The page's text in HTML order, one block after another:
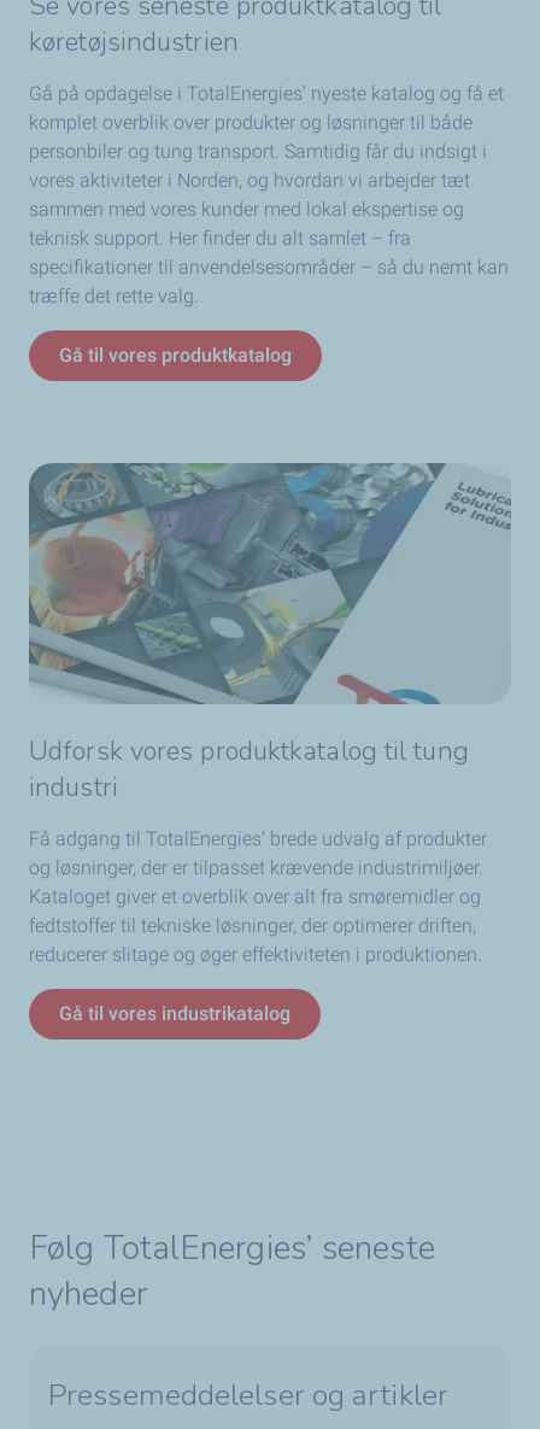
køretøjsindustrien
Gå på opdagelse i TotalEnergies’ nyeste katalog og få et
komplet overblik over produkter og løsninger til både
personbiler og tung transport. Samtidig får du indsigt i
vores aktiviteter i Norden, og hvordan vi arbejder tæt
sammen med vores kunder med lokal ekspertise og
teknisk support. Her finder du alt samlet – fra
specifikationer til anvendelsesområder – så du nemt kan
træffe det rette valg.
Gå til vores produktkatalog
Udforsk vores produktkatalog til tung
industri
Få adgang til TotalEnergies’ brede udvalg af produkter
og løsninger, der er tilpasset krævende industrimiljøer.
Kataloget giver et overblik over alt fra smøremidler og
fedtstoffer til tekniske løsninger, der optimerer driften,
reducerer slitage og øger effektiviteten i produktionen.
Gå til vores industrikatalog
Følg TotalEnergies’ seneste
nyheder
Pressemeddelelser og artikler